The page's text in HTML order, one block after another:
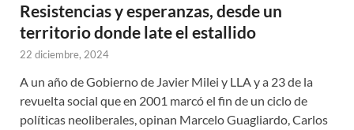
Resistencias y esperanzas, desde un
territorio donde late el estallido
22 diciembre, 2024
A un año de Gobierno de Javier Milei y LLA y a 23 de la
revuelta social que en 2001 marcó el fin de un ciclo de
políticas neoliberales, opinan Marcelo Guagliardo, Carlos